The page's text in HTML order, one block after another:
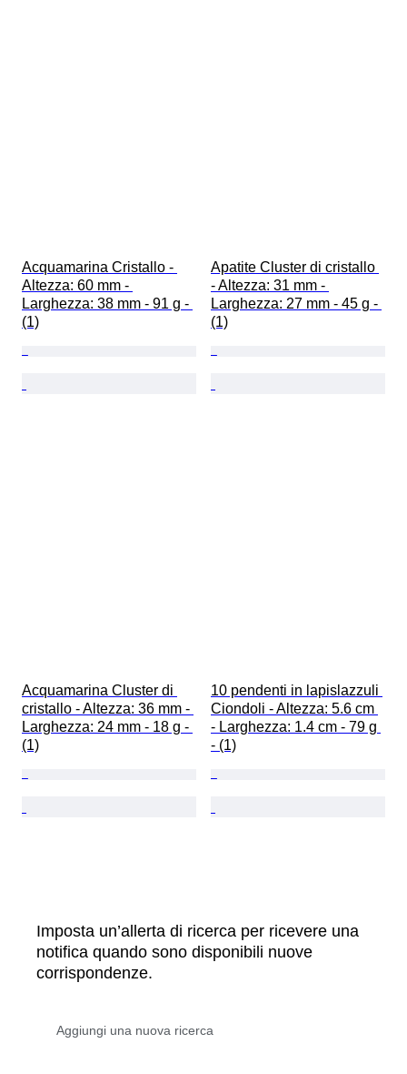
Acquamarina Cristallo -
Altezza: 60 mm -
Larghezza: 38 mm - 91 g -
(1)
Apatite Cluster di cristallo
- Altezza: 31 mm -
Larghezza: 27 mm - 45 g -
(1)
Acquamarina Cluster di
cristallo - Altezza: 36 mm -
Larghezza: 24 mm - 18 g -
(1)
10 pendenti in lapislazzuli
Ciondoli - Altezza: 5.6 cm
- Larghezza: 1.4 cm - 79 g
- (1)
Imposta un’allerta di ricerca per ricevere una
notifica quando sono disponibili nuove
corrispondenze.